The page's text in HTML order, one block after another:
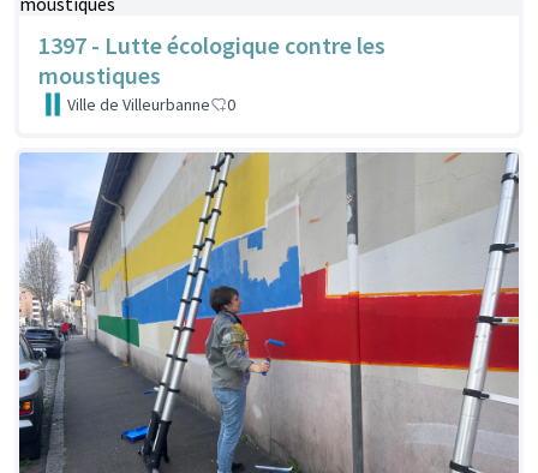
1397 - Lutte écologique contre les
moustiques
Ville de Villeurbanne 0